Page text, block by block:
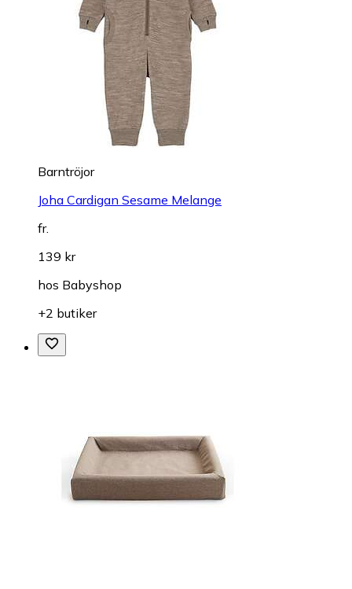
Barntröjor
Joha Cardigan Sesame Melange
fr.
139 kr
hos Babyshop
+2 butiker